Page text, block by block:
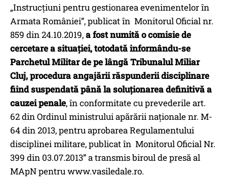
„Instrucțiuni pentru gestionarea evenimentelor în
Armata României”, publicat în Monitorul Oficial nr.
859 din 24.10.2019,a fost numită o comisie de
cercetare a situației, totodată informându-se
Parchetul Militar de pe lângă Tribunalul Miliar
Cluj, procedura angajării răspunderii disciplinare
fiind suspendată până la soluționarea definitivă a
cauzei penale, în conformitate cu prevederile art.
62 din Ordinul ministrului apărării naționale nr. M-
64 din 2013, pentru aprobarea Regulamentului
disciplinei militare, publicat în Monitorul Oficial Nr.
399 din 03.07.2013” a transmis biroul de presă al
MApN pentru www.vasiledale.ro.